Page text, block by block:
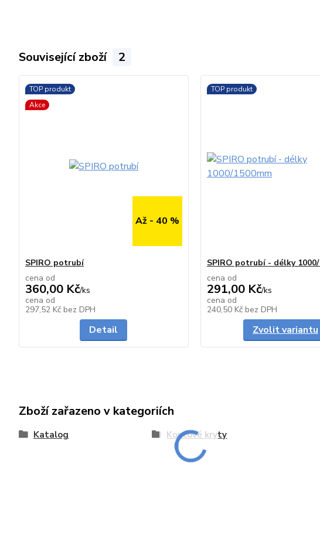
Související zboží 2
TOP produkt
Akce
Až - 40 %
SPIRO potrubí
cena od
360,00 Kč/ks
cena od
297,52 Kč bez DPH
Detail
TOP produkt
SPIRO potrubí - délky 1000/
cena od
291,00 Kč/ks
cena od
240,50 Kč bez DPH
Zvolit variantu
Zboží zařazeno v kategoriích
Katalog Koncové kryty